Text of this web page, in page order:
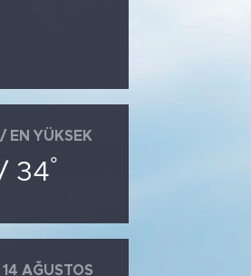
EN YÜKSEK
34°
14 AĞUSTOS